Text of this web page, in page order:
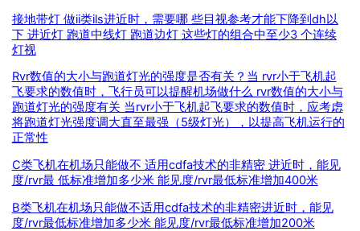
接地带灯 做ii类ils进近时，需要哪 些目视参考才能下降到dh以
下 进近灯 跑道中线灯 跑道边灯 这些灯的组合中至少3 个连续
灯视
Rvr数值的大小与跑道灯光的强度是否有关？当 rvr小于飞机起
飞要求的数值时，飞行员可以提醒机场做什么 rvr数值的大小与
跑道灯光的强度有关 当rvr小于飞机起飞要求的数值时，应考虑
将跑道灯光强度调大直至最强（5级灯光），以提高飞机运行的
正常性
C类飞机在机场只能做不 适用cdfa技术的非精密 进近时，能见
度/rvr最 低标准增加多少米 能见度/rvr最低标准增加400米
B类飞机在机场只能做不适用cdfa技术的非精密进近时，能见
度/rvr最低标准增加多少米 能见度/rvr最低标准增加200米